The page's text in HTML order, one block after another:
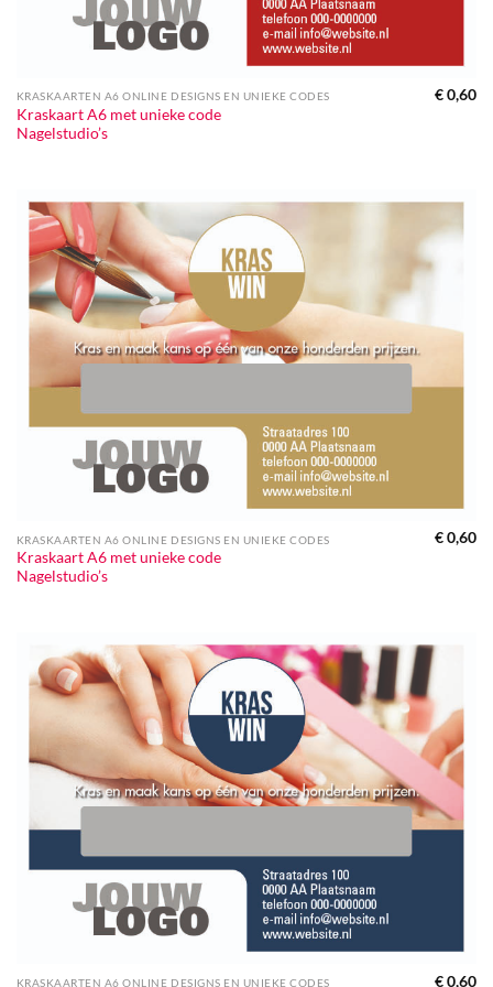
KRASKAARTEN A6 ONLINE DESIGNS EN UNIEKE CODES
Kraskaart A6 met unieke code
Nagelstudio’s
€0,60
KRASKAARTEN A6 ONLINE DESIGNS EN UNIEKE CODES
Kraskaart A6 met unieke code
Nagelstudio’s
€0,60
KRASKAARTEN A6 ONLINE DESIGNS EN UNIEKE CODES €0,60